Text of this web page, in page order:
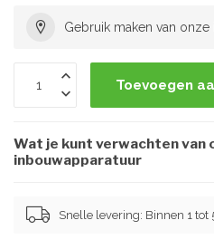
Gebruik maken van
Toevoegen
Wat je kunt verwachten van
inbouwapparatuur
Snelle levering: Binnen 1 tot